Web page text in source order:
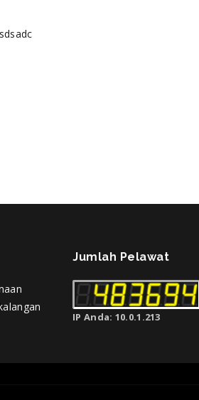
Jumlah Pelawat
IP Anda: 10.0.1.213